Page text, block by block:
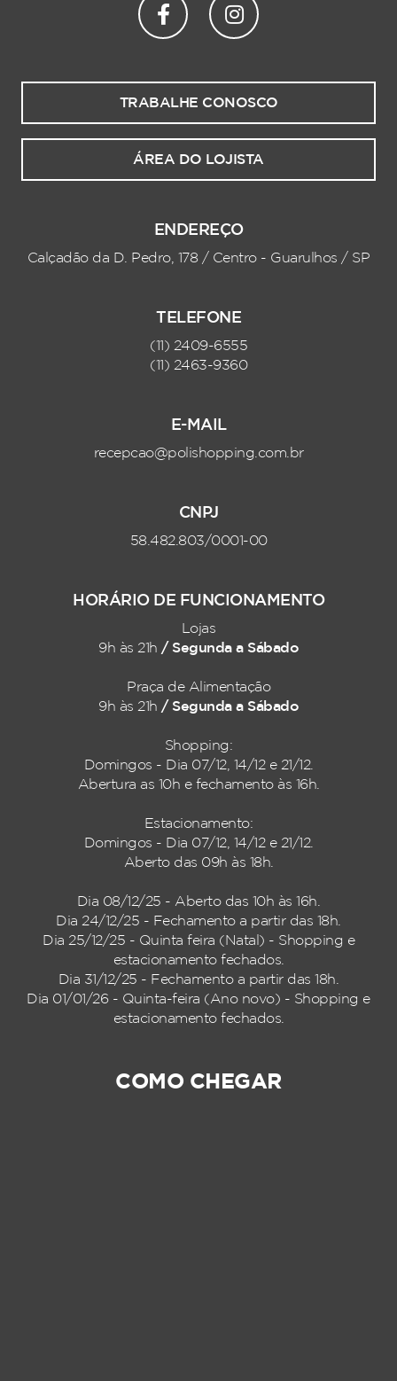
TRABALHE CONOSCO
ÁREA DO LOJISTA
ENDEREÇO
Calçadão da D. Pedro, 178 / Centro - Guarulhos / SP
TELEFONE
(11) 2409-6555
(11) 2463-9360
E-MAIL
recepcao@polishopping.com.br
CNPJ
58.482.803/0001-00
HORÁRIO DE FUNCIONAMENTO
Lojas
9h às 21h / Segunda a Sábado
Praça de Alimentação
9h às 21h / Segunda a Sábado
Shopping:
Domingos - Dia 07/12, 14/12 e 21/12.
Abertura as 10h e fechamento às 16h.
Estacionamento:
Domingos - Dia 07/12, 14/12 e 21/12.
Aberto das 09h às 18h.
Dia 08/12/25 - Aberto das 10h às 16h.
Dia 24/12/25 - Fechamento a partir das 18h.
Dia 25/12/25 - Quinta feira (Natal) - Shopping e
estacionamento fechados.
Dia 31/12/25 - Fechamento a partir das 18h.
Dia 01/01/26 - Quinta-feira (Ano novo) - Shopping e
estacionamento fechados.
COMO CHEGAR